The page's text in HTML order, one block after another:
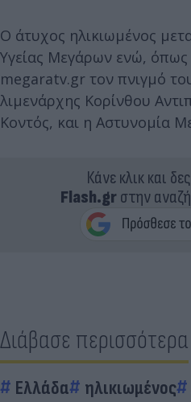
Ο άτυχος ηλικιωμένος
Υγείας Μεγάρων ενώ, όπως
megaratv.gr τον πνιγμό
λιμενάρχης Κορίνθου
Κοντός, και η Αστυνομία
Κάνε κλικ και
Flash.grστην
Διάβασε περισσότερα
Ελλάδα ηλικιωμένος